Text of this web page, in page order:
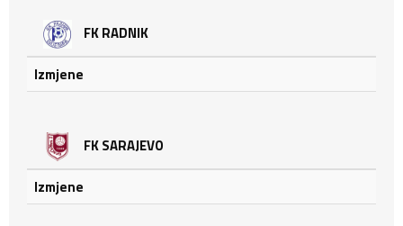
FK RADNIK
Izmjene
FK SARAJEVO
Izmjene